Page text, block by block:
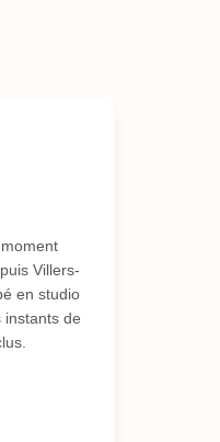
Villers-
en studio
instants de